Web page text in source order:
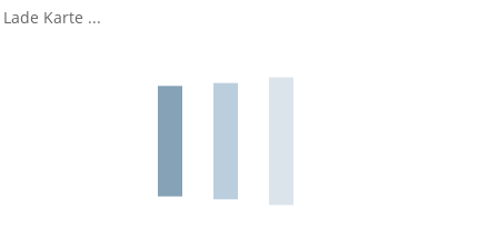
Lade Karte ...